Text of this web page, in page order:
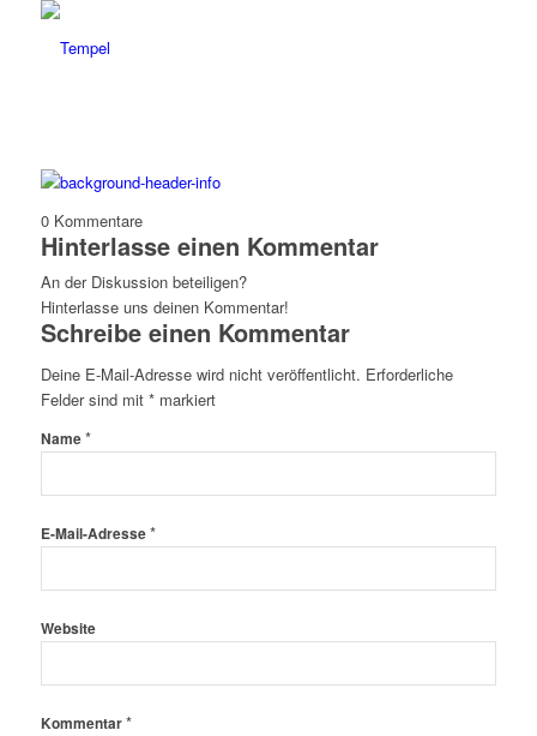
0 Kommentare
Hinterlasse einen Kommentar
An der Diskussion beteiligen?
Hinterlasse uns deinen Kommentar!
Schreibe einen Kommentar
Deine E-Mail-Adresse wird nicht veröffentlicht. Erforderliche
Felder sind mit *markiert
Name*
E-Mail-Adresse*
Website
Kommentar*